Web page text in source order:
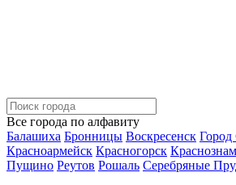
Все города по алфавиту
Балашиха Бронницы Воскресенск Город
Красноармейск Красногорск
Пущино Реутов Рошаль Серебряные